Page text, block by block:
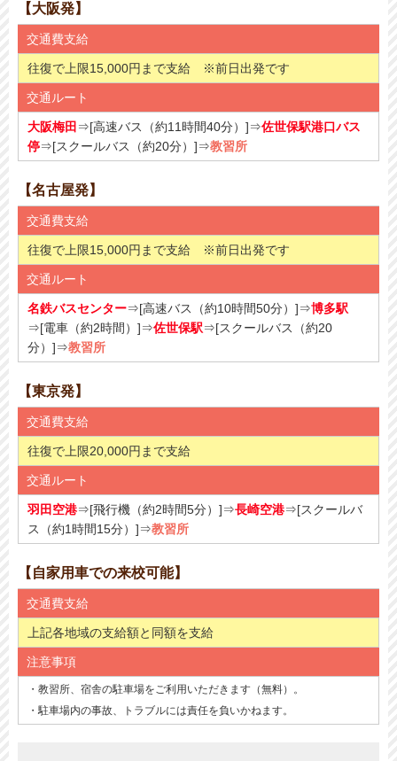
【大阪発】
交通費支給
往復で上限15,000円まで支給 ※前日出発です
交通ルート
大阪梅田 ⇒[高速バス（約11時間40分）]⇒佐世保駅港口バス
停⇒[スクールバス（約20分）]⇒教習所
【名古屋発】
交通費支給
往復で上限15,000円まで支給 ※前日出発です
交通ルート
名鉄バスセンター⇒[高速バス（約10時間50分）]⇒博多駅
⇒[電車（約2時間）]⇒佐世保駅⇒[スクールバス（約20
分）]⇒教習所
【東京発】
交通費支給
往復で上限20,000円まで支給
交通ルート
羽田空港⇒[飛行機（約2時間5分）]⇒長崎空港⇒[スクールバ
ス（約1時間15分）]⇒教習所
【自家用車での来校可能】
交通費支給
上記各地域の支給額と同額を支給
注意事項
・教習所、宿舎の駐車場をご利用いただきます（無料）。
・駐車場内の事故、トラブルには責任を負いかねます。